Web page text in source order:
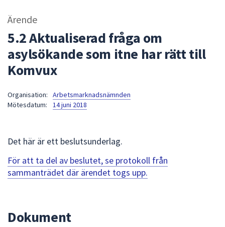
sökfältet
kommer
sökförslag
att
navigera
mellan
Ärende
5.2 Aktualiserad fråga om
asylsökande som itne har rätt till
Komvux
Organisation:
Arbetsmarknadsnämnden
Mötesdatum:
14 juni 2018
Det här är ett beslutsunderlag.
För att ta del av beslutet, se protokoll från
sammanträdet där ärendet togs upp.
Dokument